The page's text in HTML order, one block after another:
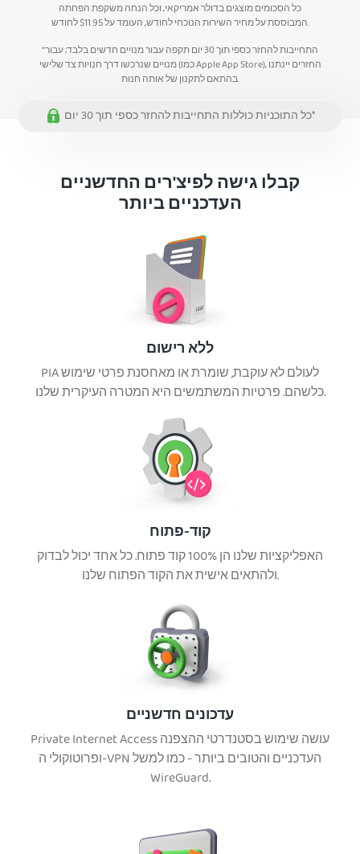
כל הסכומים מוצגים בדולר אמריקאי, וכל הנחה משקפת הפחתה
המבוססת על מחיר השירות הנוכחי לחודש, העומד על
$11.95
לחודש.
*התחייבות להחזר כספי תוך 30 יום תקפה עבור מנויים חדשים בלבד; עבור
מנויים שנרכשו דרך חנויות צד שלישי (כמו Apple App Store), החזרים יינתנו
בהתאם לתקנון של אותה חנות.
כל התוכניות כוללות התחייבות להחזר כספי תוך 30 יום*
קבלו גישה לפיצ'רים החדשניים
העדכניים ביותר
ללא רישום
PIA לעולם לא עוקבת, שומרת או מאחסנת פרטי שימוש
כלשהם. פרטיות המשתמשים היא המטרה העיקרית שלנו.
קוד-פתוח
האפליקציות שלנו הן 100% קוד פתוח. כל אחד יכול לבדוק
ולהתאים אישית את הקוד הפתוח שלנו.
עדכונים חדשניים
Private Internet Access עושה שימוש בסטנדרטי ההצפנה
ופרוטוקולי ה-VPN העדכניים והטובים ביותר - כמו למשל
WireGuard.